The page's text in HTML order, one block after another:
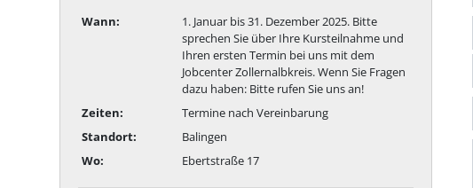
Wann:
1. Januar bis 31. Dezember 2025. Bitte
sprechen Sie über Ihre Kursteilnahme und
Ihren ersten Termin bei uns mit dem
Jobcenter Zollernalbkreis. Wenn Sie Fragen
dazu haben: Bitte rufen Sie uns an!
Zeiten:
Termine nach Vereinbarung
Standort:
Balingen
Wo:
Ebertstraße 17